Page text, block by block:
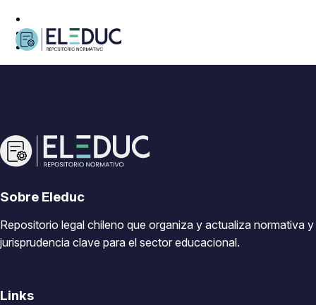
Sobre Eleduc
Repositorio legal chileno que organiza y actualiza normativa y
jurisprudencia clave para el sector educacional.
Links